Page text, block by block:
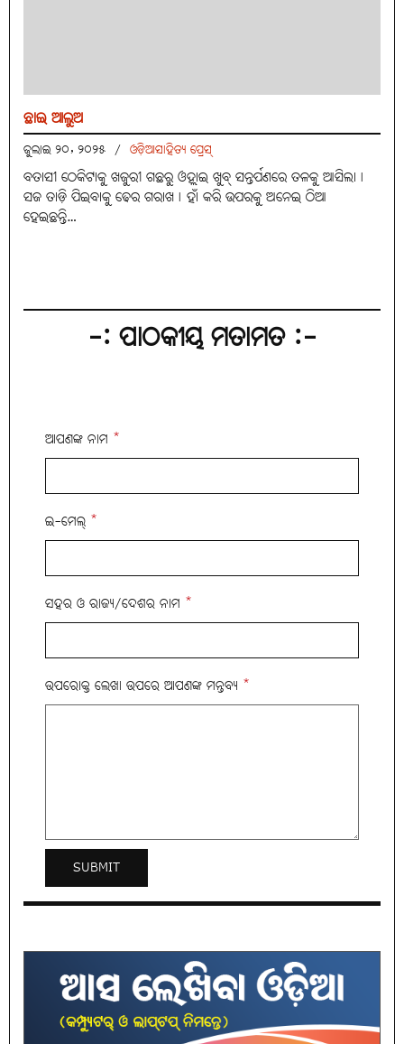
ଛାଇ ଆଲୁଅ
ଜୁଲାଇ ୨୦, ୨୦୨୫ / ଓଡ଼ିଆସାହିତ୍ୟ ପ୍ରେସ୍‌
ବତାସୀ ଠେକିଟାକୁ ଖଜୁରୀ ଗଛରୁ ଓହ୍ଲାଇ ଖୁବ୍ ସନ୍ତର୍ପଣରେ ତଳକୁ ଆସିଲା୤
ସଜ ତାଡ଼ି ପିଇବାକୁ ଢେର ଗରାଖ୤ ହାଁ କରି ଉପରକୁ ଅନେଇ ଠିଆ
ହେଇଛନ୍ତି…
-: ପାଠକୀୟ ମତାମତ :-
ଆପଣଙ୍କ ନାମ *
ଇ-ମେଲ୍ *
ସହର ଓ ରାଜ୍ୟ/ଦେଶର ନାମ *
ଉପରୋକ୍ତ ଲେଖା ଉପରେ ଆପଣଙ୍କ ମନ୍ତବ୍ୟ *